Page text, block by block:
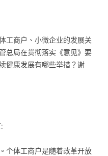
工商户、小微企业的发展关
总局在贯彻落实《意见》要
健康发展有哪些举措？谢
个体工商户是随着改革开放